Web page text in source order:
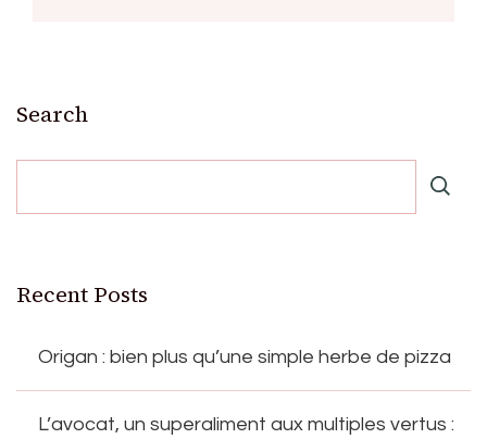
Search
Recent Posts
Origan : bien plus qu’une simple herbe de pizza
L’avocat, un superaliment aux multiples vertus :